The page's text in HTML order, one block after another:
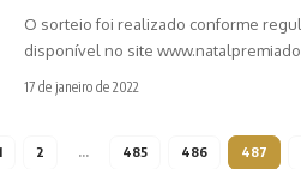
O sorteio foi realizado conforme
disponível no site
17 de janeiro de 2022
2 … 485 486 487